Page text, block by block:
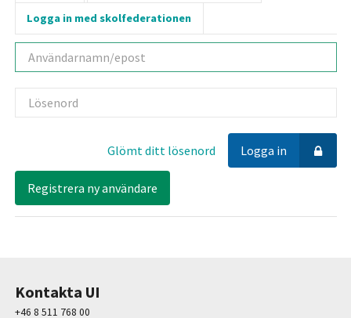
Logga in med skolfederationen
Användarnamn
Lösenord
Logga in
Glömt ditt lösenord
Registrera ny användare
Kontakta UI
+46 8 511 768 00